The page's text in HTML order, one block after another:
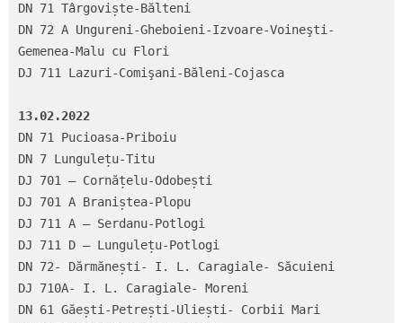
DN 71 Târgoviște-Bălteni
DN 72 A Ungureni-Gheboieni-Izvoare-Voineşti-
Gemenea-Malu cu Flori
DJ 711 Lazuri-Comişani-Băleni-Cojasca
13.02.2022
DN 71 Pucioasa-Priboiu
DN 7 Lungulețu-Titu
DJ 701 – Cornățelu-Odobești
DJ 701 A Braniștea-Plopu
DJ 711 A – Serdanu-Potlogi
DJ 711 D – Lungulețu-Potlogi
DN 72- Dărmănești- I. L. Caragiale- Săcuieni
DJ 710A- I. L. Caragiale- Moreni
DN 61 Găești-Petrești-Uliești- Corbii Mari